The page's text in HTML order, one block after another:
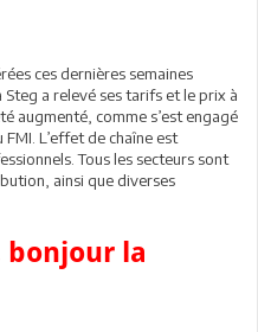
ces dernières semaines
Steg a relevé ses tarifs et le prix à
augmenté, comme s’est engagé
L’effet de chaîne est
Tous les secteurs sont
ainsi que diverses
bonjour la